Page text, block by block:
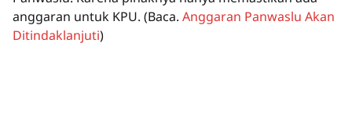
anggaran untuk KPU. (Baca. Anggaran Panwaslu Akan
Ditindaklanjuti)